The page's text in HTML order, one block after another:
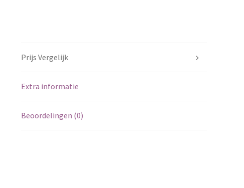
Prijs Vergelijk
Extra informatie
Beoordelingen (0)